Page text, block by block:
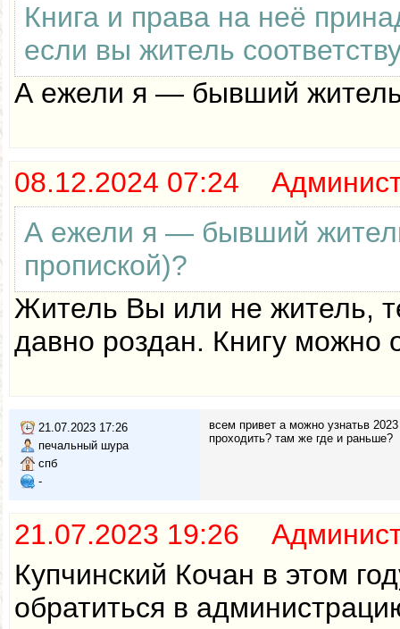
Книга и права на неё
если вы житель
А ежели я — бывший житель
08.12.2024 07:24
А ежели я — бывший
пропиской)?
Житель Вы или не житель,
давно роздан. Книгу можно
21.07.2023 17:26
печальный шура
спб
-
всем привет а можно узнатьв
проходить? там же где и раньше?
21.07.2023 19:26
Купчинский Кочан в этом
обратиться в